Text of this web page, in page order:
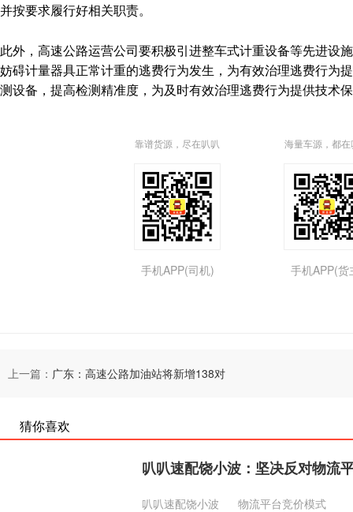
并按要求履行好相关职责。
此外，高速公路运营公司要积极引进整车式计重设备等先进设
妨碍计量器具正常计重的逃费行为发生，为有效治理逃费行为
测设备，提高检测精准度，为及时有效治理逃费行为提供技术
靠谱货源，尽在叭叭
手机APP(司机)
海量车源，都在
手机APP(货
上一篇： 广东：高速公路加油站将新增138对
猜你喜欢
叭叭速配饶小波：坚决反对物流
叭叭速配饶小波 物流平台竞价模式